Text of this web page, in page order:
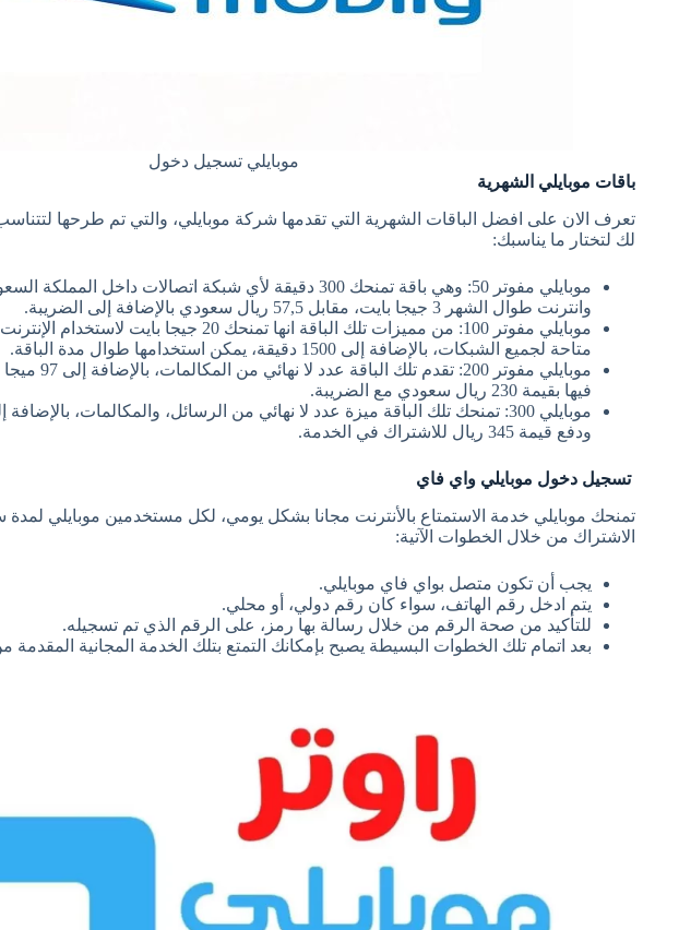
موبايلي تسجيل دخول
باقات موبايلي الشهرية
تعرف الان على افضل الباقات الشهرية التي تقدمها شركة موبايلي، والتي تم طرحها
لك لتختار ما يناسبك:
وانترنت طوال الشهر 3 جيجا بايت، مقابل 57,5 ريال سعودي بالإضافة إلى الضريبة.
متاحة لجميع الشبكات، بالإضافة إلى 1500 دقيقة، يمكن استخدامها طوال مدة الباقة.
موبايلي مفوتر
فيها بقيمة 230 ريال سعودي مع الضريبة.
ودفع قيمة 345 ريال للاشتراك في الخدمة.
تسجيل دخول موبايلي واي فاي
تمنحك موبايلي خدمة الاستمتاع بالأنترنت مجانا بشكل يومي، لكل مستخدمين موبايلي لمدة
الاشتراك من خلال الخطوات الآتية:
يجب أن تكون متصل بواي فاي موبايلي.
يتم ادخل رقم الهاتف، سواء كان رقم دولي، أو محلي.
للتأكيد من صحة الرقم من خلال رسالة بها رمز، على الرقم الذي تم تسجيله.
بعد اتمام تلك الخطوات البسيطة يصبح بإمكانك التمتع بتلك الخدمة المجانية المقدمة